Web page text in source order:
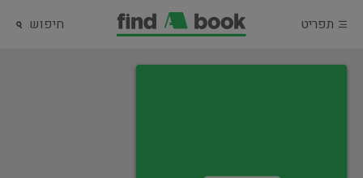
תפריט חיפוש